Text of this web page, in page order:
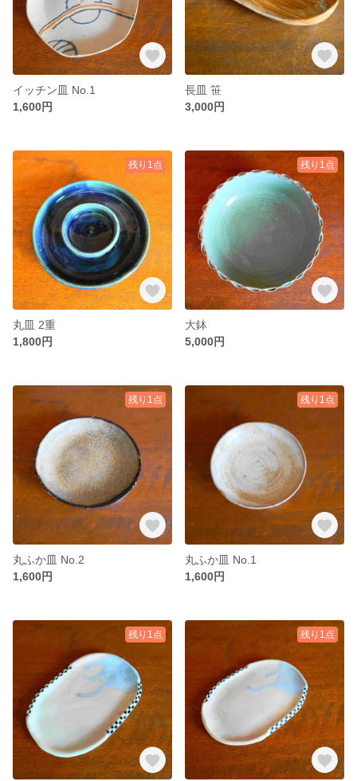
イッチン皿 No.1
1,600円
長皿 笹
3,000円
残り1点
丸皿 2重
1,800円
残り1点
大鉢
5,000円
残り1点
丸ふか皿 No.2
1,600円
残り1点
丸ふか皿 No.1
1,600円
残り1点 残り1点